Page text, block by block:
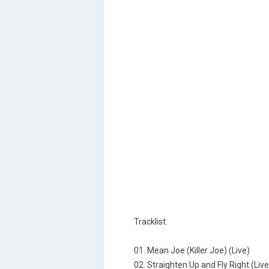
Tracklist:
01. Mean Joe (Killer Joe) (Live)
02. Straighten Up and Fly Right